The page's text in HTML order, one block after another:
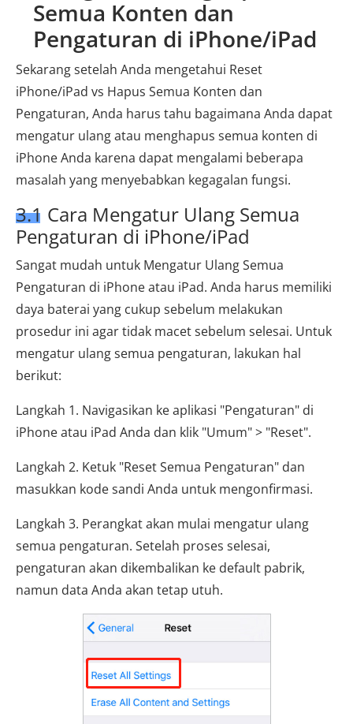
Semua Konten dan
Pengaturan di iPhone/iPad
Sekarang setelah Anda mengetahui Reset
iPhone/iPad vs Hapus Semua Konten dan
Pengaturan, Anda harus tahu bagaimana Anda dapat
mengatur ulang atau menghapus semua konten di
iPhone Anda karena dapat mengalami beberapa
masalah yang menyebabkan kegagalan fungsi.
3.1 Cara Mengatur Ulang Semua
Pengaturan di iPhone/iPad
Sangat mudah untuk Mengatur Ulang Semua
Pengaturan di iPhone atau iPad. Anda harus memiliki
daya baterai yang cukup sebelum melakukan
prosedur ini agar tidak macet sebelum selesai. Untuk
mengatur ulang semua pengaturan, lakukan hal
berikut:
Langkah 1. Navigasikan ke aplikasi "Pengaturan" di
iPhone atau iPad Anda dan klik "Umum" > "Reset".
Langkah 2. Ketuk "Reset Semua Pengaturan" dan
masukkan kode sandi Anda untuk mengonfirmasi.
Langkah 3. Perangkat akan mulai mengatur ulang
semua pengaturan. Setelah proses selesai,
pengaturan akan dikembalikan ke default pabrik,
namun data Anda akan tetap utuh.